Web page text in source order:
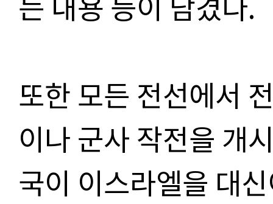
또한 모든 전선에서
이나 군사 작전을 개
국이 이스라엘을 대